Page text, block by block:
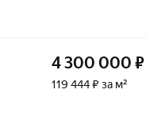
4 300 000 ₽
119 444 ₽ за м²